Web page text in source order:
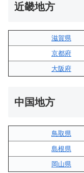
近畿地方
滋賀県
京都府
大阪府
中国地方
鳥取県
島根県
岡山県